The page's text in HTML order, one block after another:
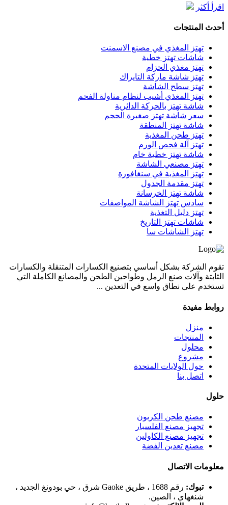
اقرأ أكثر
أحدث المنتجات
تهتز المغذي في مصنع الاسمنت
شاشات تهتز خطية
تهتز مغذي الحزام
تهتز شاشة ماركة التايراك
تهتز سطح الشاشة
تهتز المغذي أشيب لنظام مناولة الفحم
شاشة تهتز بالحركة الدائرية
سعر شاشة تهتز صغيرة الحجم
شاشة تهتز المنطقة
تهتز طحن المغذية
تهتز آلة فحص الورم
شاشة تهتز خطية خام
تهتز مصنعي الشاشة
تهتز المغذية في سنغافورة
تهتز مقدمة الجدول
شاشة تهتز الخرسانة
سادس تهتز الشاشة المواصفات
تهتز دليل التغذية
شاشات تهتز التاريخ
تهتز الشاشات سا
تقوم الشركة بشكل أساسي بتصنيع الكسارات المتنقلة والكسارات
الثابتة وآلات صنع الرمل وطواحين الطحن والمصانع الكاملة التي
تستخدم على نطاق واسع في التعدين ...
روابط مفيدة
منزل
المنتجات
محلول
مشروع
حول الولايات المتحدة
اتصل بنا
حلول
مصنع طحن الكربون
تجهيز مصنع الفلسبار
تجهيز مصنع الكاولين
مصنع تعدين الفضة
معلومات الاتصال
تبوك:
رقم 1688 ، طريق Gaoke شرق ، حي بودونغ الجديد ،
شنغهاي ، الصين.